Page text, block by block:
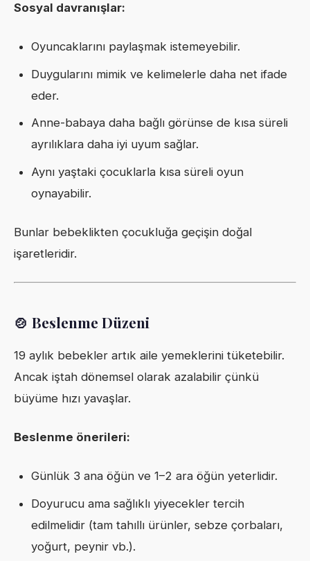
Sosyal davranışlar:
Oyuncaklarını paylaşmak istemeyebilir.
Duygularını mimik ve kelimelerle daha net ifade
eder.
Anne-babaya daha bağlı görünse de kısa süreli
ayrılıklara daha iyi uyum sağlar.
Aynı yaştaki çocuklarla kısa süreli oyun
oynayabilir.
Bunlar bebeklikten çocukluğa geçişin doğal
işaretleridir.
🍲 Beslenme Düzeni
19 aylık bebekler artık aile yemeklerini tüketebilir.
Ancak iştah dönemsel olarak azalabilir çünkü
büyüme hızı yavaşlar.
Beslenme önerileri:
Günlük 3 ana öğün ve 1–2 ara öğün yeterlidir.
Doyurucu ama sağlıklı yiyecekler tercih
edilmelidir (tam tahıllı ürünler, sebze çorbaları,
yoğurt, peynir vb.).